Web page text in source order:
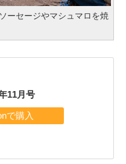
ーセージやマシュマロを焼
11月号